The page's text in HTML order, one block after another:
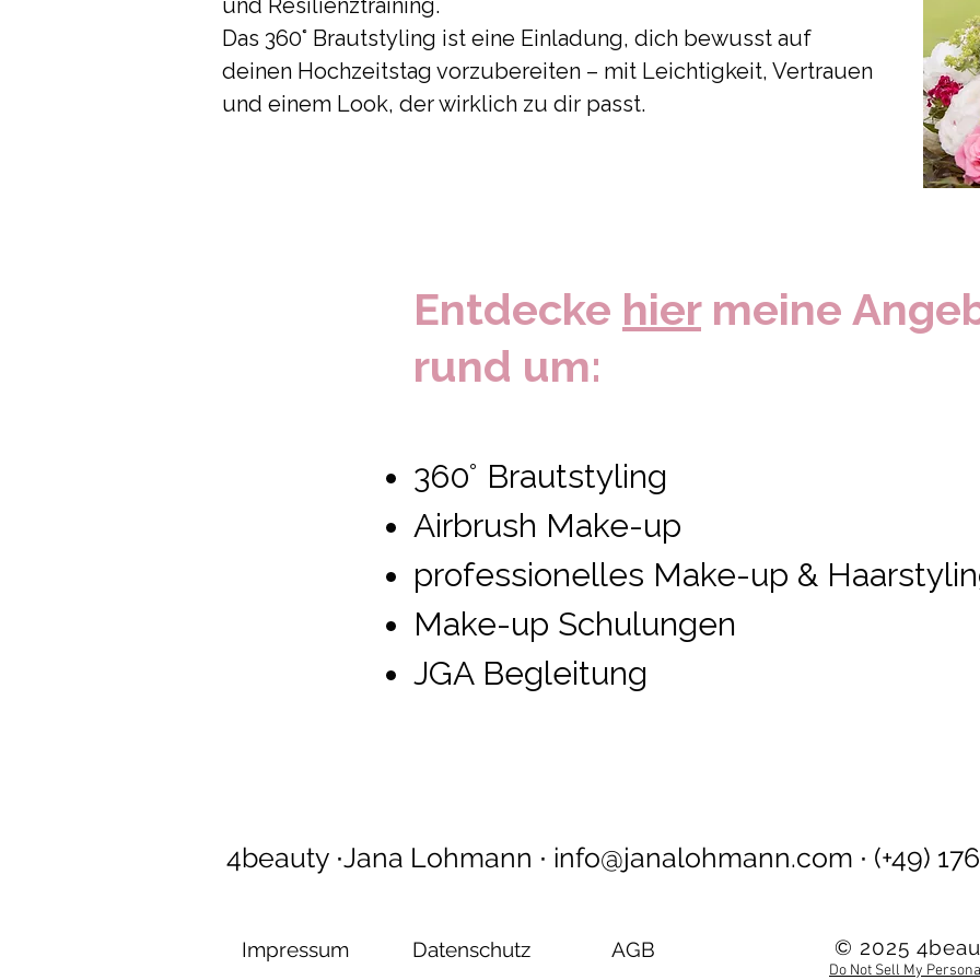
und Resilienztraining.
Das 360° Brautstyling ist eine Einladung, dich bewusst auf
deinen Hochzeitstag vorzubereiten – mit Leichtigkeit, Vertrauen
und einem Look, der wirklich zu dir passt.
Entdecke hiermeine
rund um:
360° Brautstyling
Airbrush Make-up
professionelles Make-up &
Make-up Schulungen
JGA Begleitung
4beauty ∙Jana Lohmann ∙ info@janalohmann.com ∙ (+49)
Impressum Datenschutz AGB © 2025
Do Not Sell My